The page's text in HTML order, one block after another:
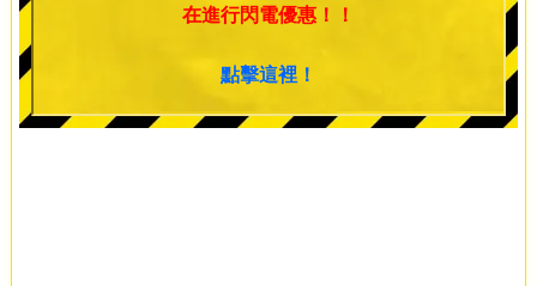
在進行閃電優惠！！
點擊這裡！